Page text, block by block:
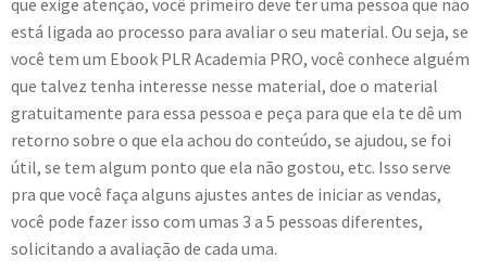
que exige atenção, você primeiro deve ter uma pessoa que não
está ligada ao processo para avaliar o seu material. Ou seja, se
você tem um Ebook PLR Academia PRO, você conhece alguém
que talvez tenha interesse nesse material, doe o material
gratuitamente para essa pessoa e peça para que ela te dê um
retorno sobre o que ela achou do conteúdo, se ajudou, se foi
útil, se tem algum ponto que ela não gostou, etc. Isso serve
pra que você faça alguns ajustes antes de iniciar as vendas,
você pode fazer isso com umas 3 a 5 pessoas diferentes,
solicitando a avaliação de cada uma.